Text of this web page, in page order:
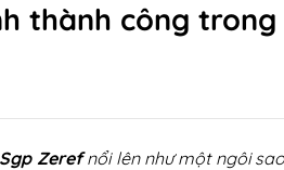
thành công
Sgp Zerefnổi lên như một ngôi